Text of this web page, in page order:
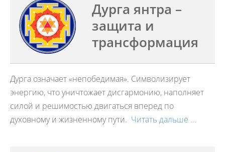
Дурга янтра –
защита и
трансформация
Дурга означает «непобедимая». Символизирует
энергию, что уничтожает дисгармонию, наполняет
силой и решимостью двигаться вперед по
духовному и жизненному пути. Читать дальше ...